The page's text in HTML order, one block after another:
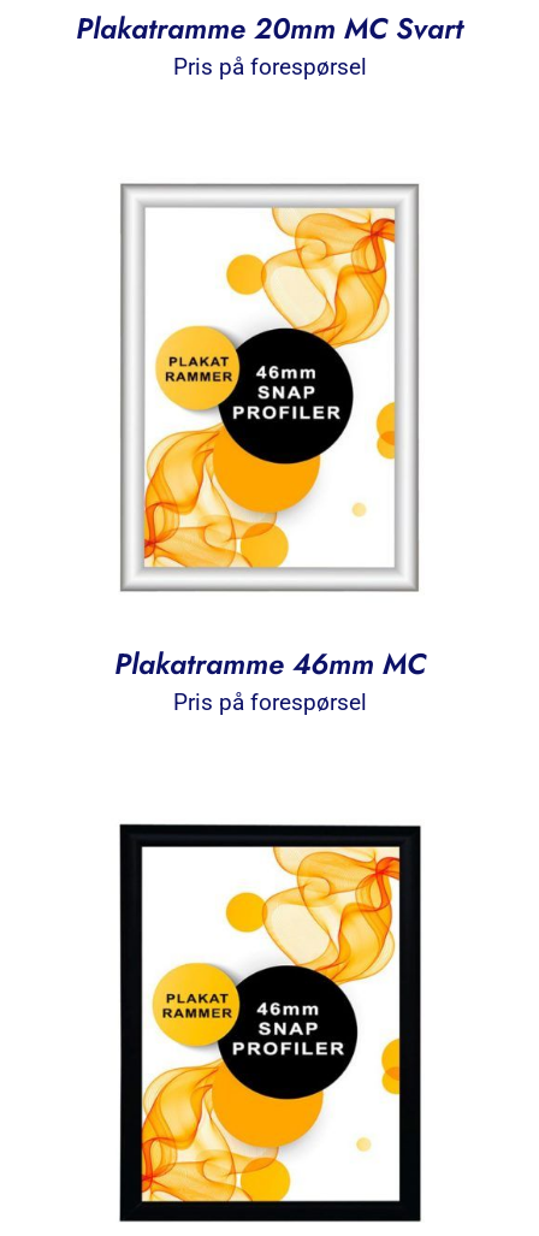
Plakatramme 20mm MC Svart
Pris på forespørsel
Plakatramme 46mm MC
Pris på forespørsel